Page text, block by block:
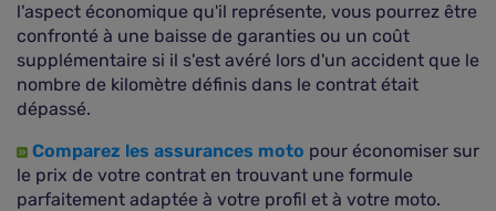
l'aspect économique qu'il représente, vous pourrez être
confronté à une baisse de garanties ou un coût
supplémentaire si il s'est avéré lors d'un accident que le
nombre de kilomètre définis dans le contrat était
dépassé.
Comparez les assurances moto pour économiser sur
le prix de votre contrat en trouvant une formule
parfaitement adaptée à votre profil et à votre moto.